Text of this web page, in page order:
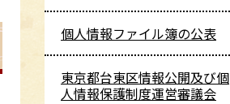
個人情報ファイル簿の公表
東京都台東区情報公開及び個
人情報保護制度運営審議会